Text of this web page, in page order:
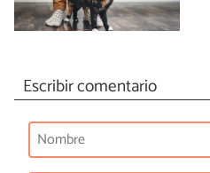
Escribir comentario